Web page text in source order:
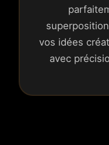
vos idées
avec